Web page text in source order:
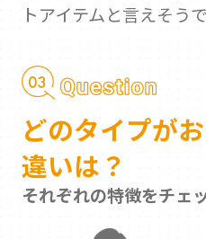
トアイテムと言えそうで
どのタイプが
違いは？
それぞれの特徴をチェ